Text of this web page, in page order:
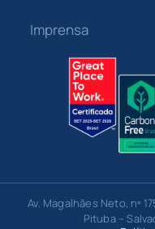
Imprensa
Av. Magalhães Neto, nº
Pituba –